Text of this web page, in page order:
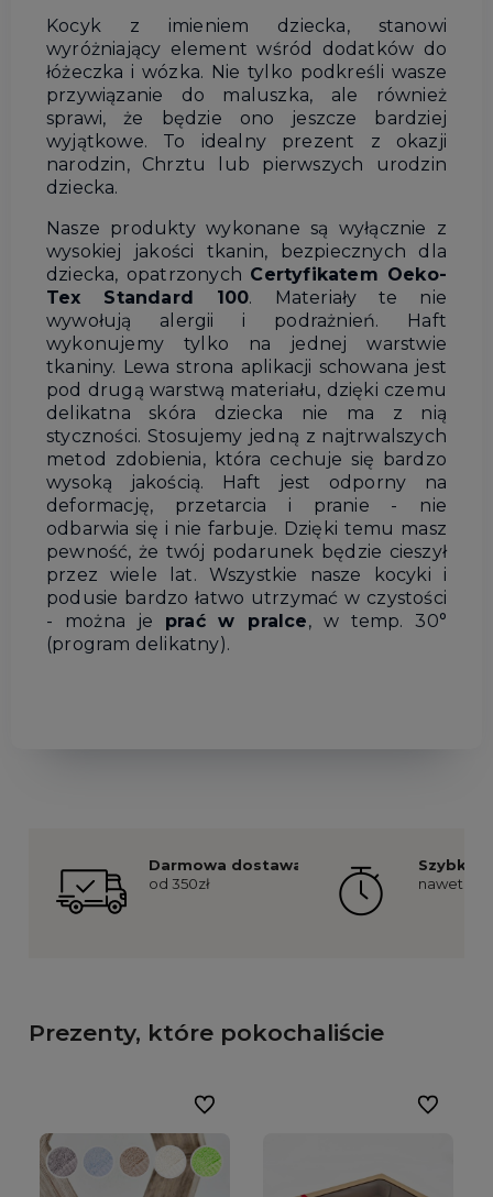
Kocyk z imieniem dziecka, stanowi
wyróżniający element wśród dodatków do
łóżeczka i wózka. Nie tylko podkreśli wasze
przywiązanie do maluszka, ale również
sprawi, że będzie ono jeszcze bardziej
wyjątkowe. To idealny prezent z okazji
narodzin, Chrztu lub pierwszych urodzin
dziecka.
Nasze produkty wykonane są wyłącznie z
wysokiej jakości tkanin, bezpiecznych dla
dziecka, opatrzonych Certyfikatem Oeko-
Tex Standard 100. Materiały te nie
wywołują alergii i podrażnień. Haft
wykonujemy tylko na jednej warstwie
tkaniny. Lewa strona aplikacji schowana jest
pod drugą warstwą materiału, dzięki czemu
delikatna skóra dziecka nie ma z nią
styczności. Stosujemy jedną z najtrwalszych
metod zdobienia, która cechuje się bardzo
wysoką jakością. Haft jest odporny na
deformację, przetarcia i pranie - nie
odbarwia się i nie farbuje. Dzięki temu masz
pewność, że twój podarunek będzie cieszył
przez wiele lat. Wszystkie nasze kocyki i
podusie bardzo łatwo utrzymać w czystości
- można je prać w pralce, w temp. 30°
(program delikatny).
Darmowa dostawa
od 350zł
Szybka
nawet już
Prezenty, które pokochaliście
Do ulubionych Do